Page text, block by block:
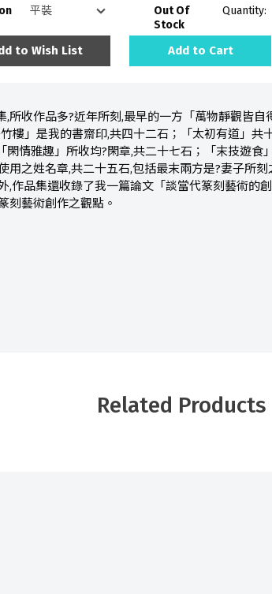
Out Of
Stock
Quantity:
to Wish List Add to Cart
,所收作品多?近年所刻,最早的一方「萬物靜觀皆
樓」是我的書齋印,共四十二石；「太初有道」共
閑情雅趣」所收均?閑章,共二十七石；「末技遊食
用之姓名章,共二十五石,包括最末兩方是?妻子所
,作品集還收錄了我一篇論文「談當代篆刻藝術的
刻藝術創作之觀點。
Related Products